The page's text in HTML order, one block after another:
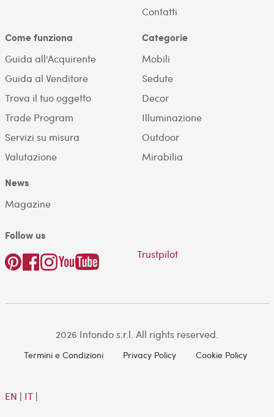
Contatti
Come funziona
Guida all'Acquirente
Guida al Venditore
Trova il tuo oggetto
Trade Program
Servizi su misura
Valutazione
Categorie
Mobili
Sedute
Decor
Illuminazione
Outdoor
Mirabilia
News
Magazine
Follow us
Trustpilot
2026 Intondo s.r.l. All rights reserved.
Termini e Condizioni Privacy Policy Cookie Policy
EN | IT|